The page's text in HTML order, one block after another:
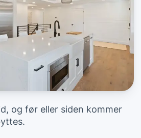
og før eller siden kommer